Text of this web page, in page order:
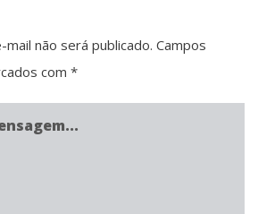
não será publicado. Campos
com *